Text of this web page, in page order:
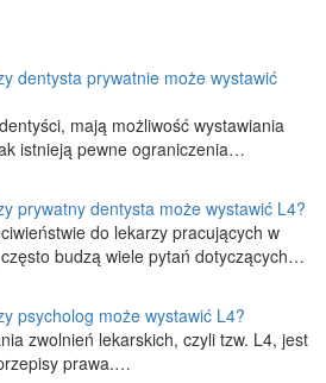
dentysta prywatnie może wystawić
mają możliwość wystawiania
istnieją pewne ograniczenia…
prywatny dentysta może wystawić L4?
do lekarzy pracujących w
budzą wiele pytań dotyczących…
psycholog może wystawić L4?
zwolnień lekarskich, czyli tzw. L4, jest
prawa.…